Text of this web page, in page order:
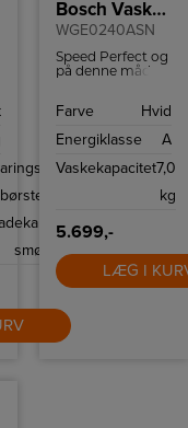
USB
og
smøreolie
Bosch Vaskemaskine
WGE0240ASN
Speed Perfect og
på denne måde
dybden på blot
Farve
Hvid
Energiklasse
A
Vaskekapacitet7,0
kg
5.699,-
LÆG I